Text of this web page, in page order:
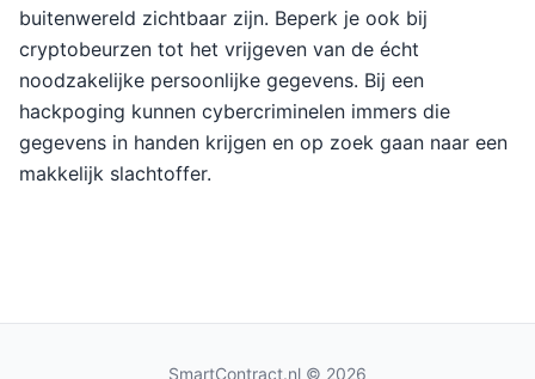
buitenwereld zichtbaar zijn. Beperk je ook bij
cryptobeurzen tot het vrijgeven van de écht
noodzakelijke persoonlijke gegevens. Bij een
hackpoging kunnen cybercriminelen immers die
gegevens in handen krijgen en op zoek gaan naar een
makkelijk slachtoffer.
SmartContract.nl © 2026